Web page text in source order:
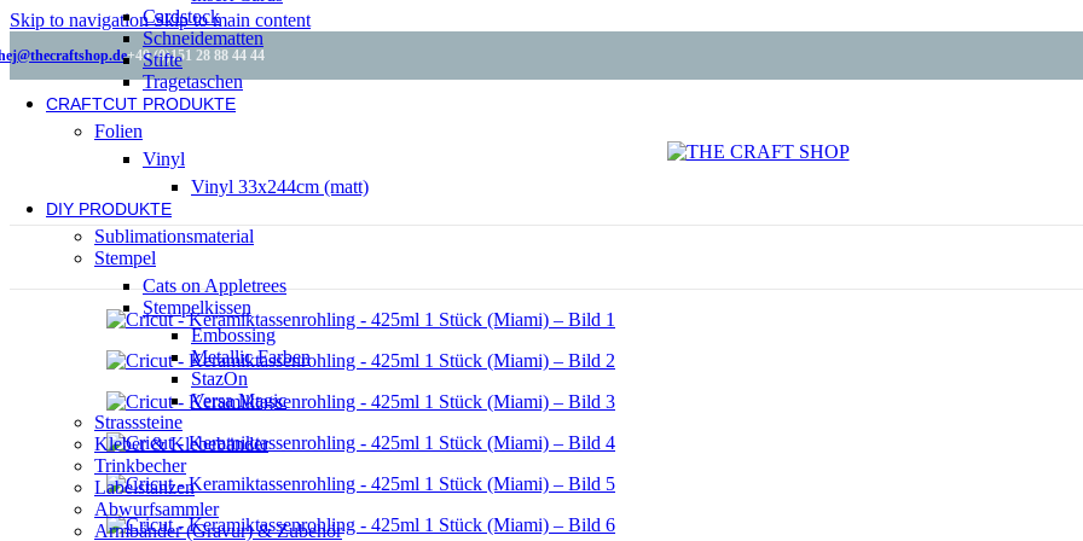
Skip to navigationSkip to main content
+49 (0)151 28 88 44 44
Cardstock
Schneidematten
Stifte
Tragetaschen
CRAFTCUT PRODUKTE
Folien
Vinyl
Vinyl 33x244cm (matt)
DIY PRODUKTE
Sublimationsmaterial
Stempel
Cats on Appletrees
Stempelkissen
Embossing
Metallic Farben
StazOn
Versa Magic
Strasssteine
Kleber & Klebebänder
Trinkbecher
Labelstanzen
Abwurfsammler
Armbänder (Gravur) & Zubehör